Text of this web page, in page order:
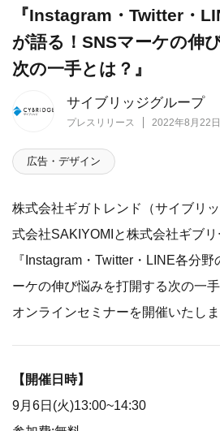
サイブリッジグループ
プレスリリース 2022年8月22
『Instagram・Twitter・
が語る！SNSマーケの伸
次の一手とは？』
広告・デザイン
株式会社ギガトレンド（サイブリ
式会社SAKIYOMIと株式会社ギブリ
『Instagram・Twitter・LINE各分
ーケの伸び悩みを打開する次の一
オンラインセミナーを開催いたしま
【開催日時】
9月6日(火)13:00~14:30